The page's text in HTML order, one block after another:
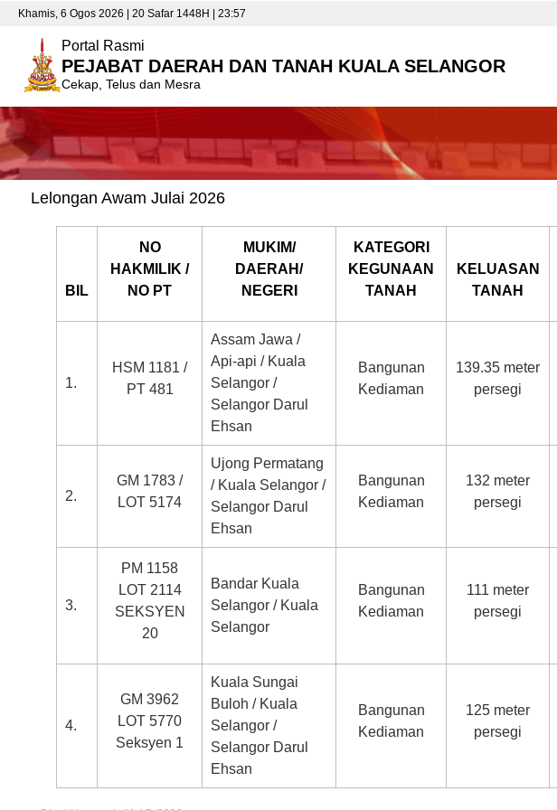
Khamis, 6 Ogos 2026 | 20 Safar 1448H | 23:57
Portal Rasmi
PEJABAT DAERAH DAN TANAH KUALA SELANGOR
Cekap, Telus dan Mesra
Lelongan Awam Julai 2026
BIL
NO
HAKMILIK /
NO PT
MUKIM/
DAERAH/
NEGERI
KATEGORI
KEGUNAAN
TANAH
KELUASAN
TANAH
1.
HSM 1181 /
PT 481
Assam Jawa /
Api-api / Kuala
Selangor /
Selangor Darul
Ehsan
Bangunan
Kediaman
139.35 meter
persegi
2.
GM 1783 /
LOT 5174
Ujong Permatang
/ Kuala Selangor /
Selangor Darul
Ehsan
Bangunan
Kediaman
132 meter
persegi
3.
PM 1158
LOT 2114
SEKSYEN
20
Bandar Kuala
Selangor / Kuala
Selangor
Bangunan
Kediaman
111 meter
persegi
4.
GM 3962
LOT 5770
Seksyen 1
Kuala Sungai
Buloh / Kuala
Selangor /
Selangor Darul
Ehsan
Bangunan
Kediaman
125 meter
persegi